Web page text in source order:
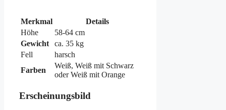
Merkmal
Details
Höhe
58-64 cm
Gewicht
ca. 35 kg
Fell
harsch
Farben
Weiß, Weiß mit Schwarz
oder Weiß mit Orange
Erscheinungsbild